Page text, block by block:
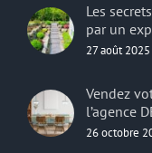
Les
par un
27 août 2025
Vendez
l’agence
26 octobre